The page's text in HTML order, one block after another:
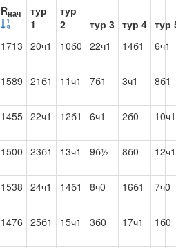
Rнач
тур
1
тур
2
тур 3 тур 4 тур
1713 20ч1 10б0 22ч1 14б1 6ч1
1589 21б1 11ч1 7б1 3ч1 8б1
1455 22ч1 12б1 6ч1 2б0 10ч1
1500 23б1 13ч1 9б½ 8б0 12ч1
1538 24ч1 14б1 8ч0 16б1 7ч0
1476 25б1 15ч1 3б0 17ч1 1б0